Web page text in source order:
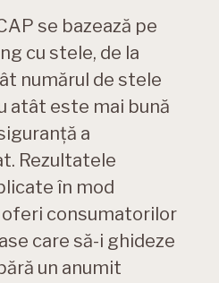
se bazează pe
cu stele, de la
numărul de stele
atât este mai bună
a
Rezultatele
în mod
consumatorilor
care să-i ghideze
un anumit